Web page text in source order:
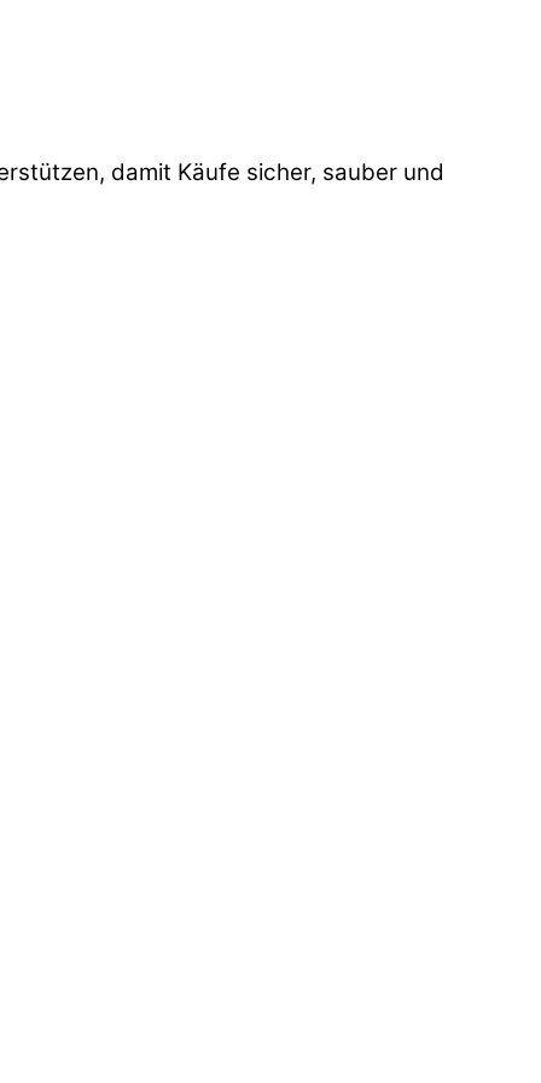
damit Käufe sicher, sauber und